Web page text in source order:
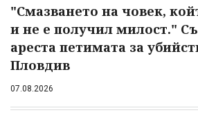
"Смазването на човек,
и не е получил милост."
ареста петимата за
Пловдив
07.08.2026